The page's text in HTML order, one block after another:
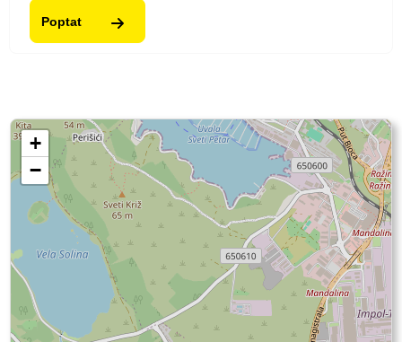
Poptat
+
−